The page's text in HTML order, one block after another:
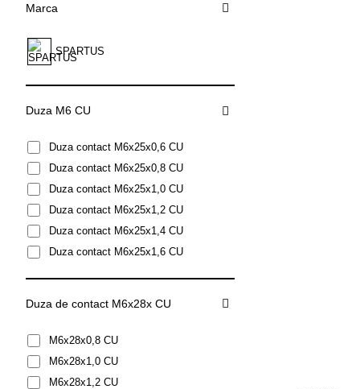
Marca
SPARTUS
Duza M6 CU
Duza contact M6x25x0,6 CU
Duza contact M6x25x0,8 CU
Duza contact M6x25x1,0 CU
Duza contact M6x25x1,2 CU
Duza contact M6x25x1,4 CU
Duza contact M6x25x1,6 CU
Duza de contact M6x28x CU
M6x28x0,8 CU
M6x28x1,0 CU
M6x28x1,2 CU